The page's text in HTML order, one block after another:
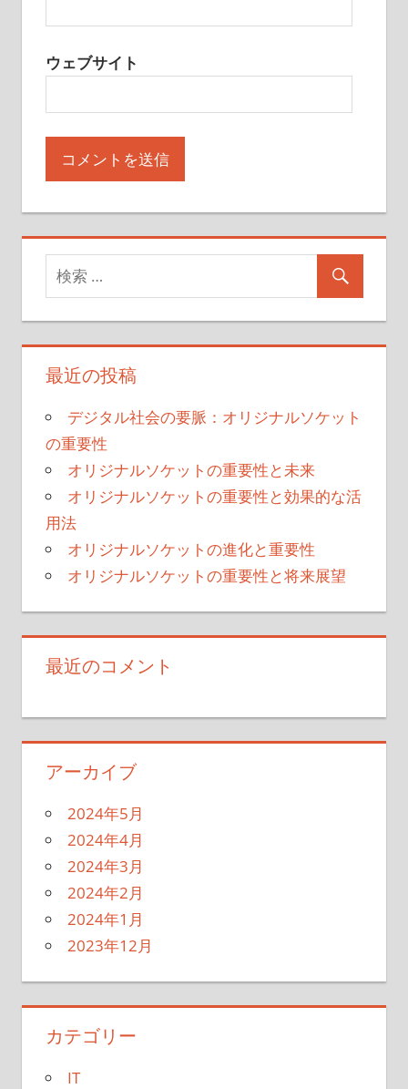
ウェブサイト
最近の投稿
デジタル社会の要脈：オリジナルソケット
の重要性
オリジナルソケットの重要性と未来
オリジナルソケットの重要性と効果的な活
用法
オリジナルソケットの進化と重要性
オリジナルソケットの重要性と将来展望
最近のコメント
アーカイブ
2024年5月
2024年4月
2024年3月
2024年2月
2024年1月
2023年12月
カテゴリー
IT